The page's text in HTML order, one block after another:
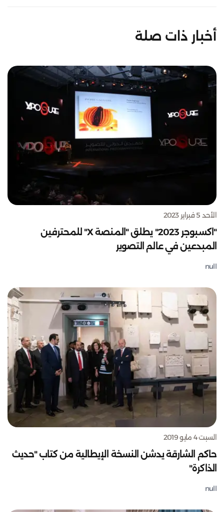
أخبار ذات صلة
الأحد 5 فبراير 2023
"اكسبوجر 2023" يطلق "المنصة X" للمحترفين
المبدعين في عالم التصوير
null
السبت 4 مايو 2019
حاكم الشارقة يدشن النسخة الإيطالية من كتاب "حديث
الذاكرة"
null